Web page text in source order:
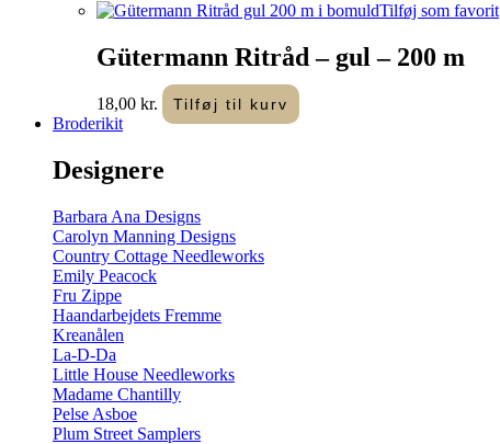
Tilføj som favorit
Gütermann Ritråd – gul – 200 m
18,00 kr. Tilføj til kurv
Broderikit
Designere
Barbara Ana Designs
Carolyn Manning Designs
Country Cottage Needleworks
Emily Peacock
Fru Zippe
Haandarbejdets Fremme
Kreanålen
La-D-Da
Little House Needleworks
Madame Chantilly
Pelse Asboe
Plum Street Samplers